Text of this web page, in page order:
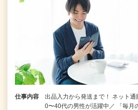
仕事内容
出品入力から発送まで！ ネット
0〜40代の男性が活躍中／ 「毎月